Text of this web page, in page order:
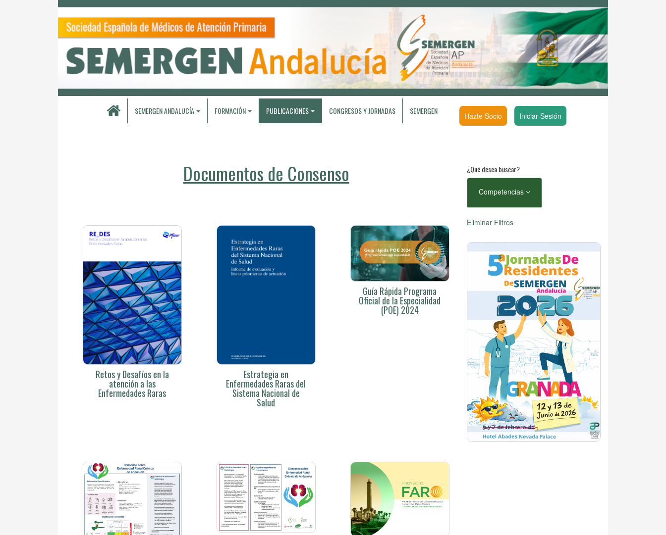
SEMERGEN ANDALUCÍA FORMACIÓN PUBLICACIONES CONGRESOS Y JORNADAS SEMERGEN Hazte Socio Iniciar Sesión
Documentos de Consenso
Retos y Desafíos en la
atención a las
Enfermedades Raras
Estrategia en
Enfermedades Raras del
Sistema Nacional de
Salud
Guía Rápida Programa
Oficial de la Especialidad
(POE) 2024
¿Qué desea buscar?
Competencias
Eliminar Filtros